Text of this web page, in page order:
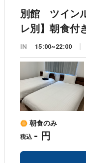
別館 ツイン
レ別】朝食付
IN 15:00~22:00
朝食のみ
税込 - 円